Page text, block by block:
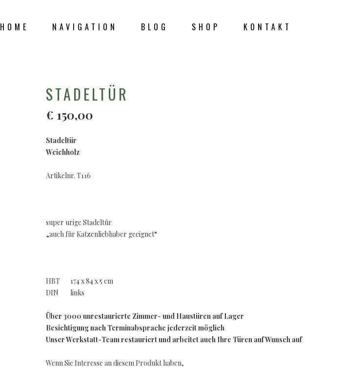
HOME NAVIGATION BLOG SHOP KONTAKT
SHOPSTADELTÜR
€ 150,00
Stadeltür
Weichholz
Artikelnr. T116
super urige Stadeltür
„auch für Katzenliebhaber geeignet“
HBT 174 x 84 x 5 cm
DIN links
Über 3000 unrestaurierte Zimmer- und Haustüren auf Lager
Besichtigung nach Terminabsprache jederzeit möglich
Unser Werkstatt-Team restauriert und arbeitet auch Ihre Türen auf Wunsch auf
Wenn Sie Interesse an diesem Produkt haben,